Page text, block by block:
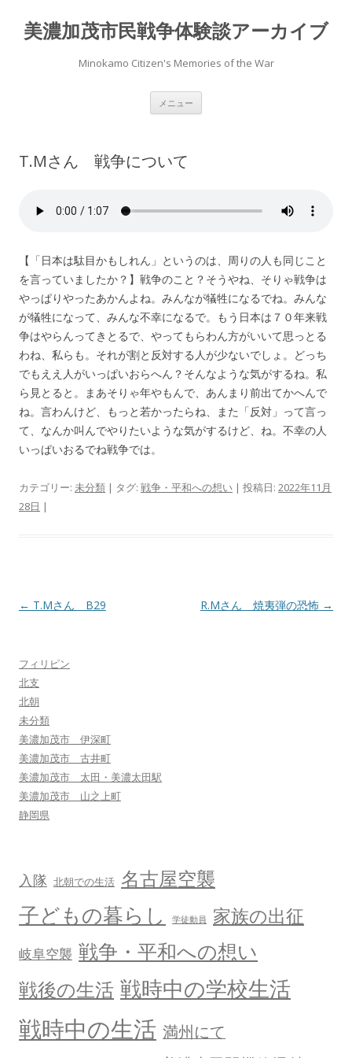
美濃加茂市民戦争体験談アーカイブ
Minokamo Citizen's Memories of the War
メニュー
T.Mさん 戦争について
【「日本は駄目かもしれん」というのは、周りの人も同じこと
を言っていましたか？】戦争のこと？そうやね、そりゃ戦争は
やっぱりやったあかんよね。みんなが犠牲になるでね。みんな
が犠牲になって、みんな不幸になるで。もう日本は７０年来戦
争はやらんってきとるで、やってもらわん方がいいて思っとる
わね、私らも。それが割と反対する人が少ないでしょ。どっち
でもええ人がいっぱいおらへん？そんなような気がするね。私
ら見とると。まあそりゃ年やもんで、あんまり前出てかへんで
ね。言わんけど、もっと若かったらね、また「反対」って言っ
て、なんか叫んでやりたいような気がするけど、ね。不幸の人
いっぱいおるでね戦争では。
カテゴリー: 未分類 | タグ: 戦争・平和への想い | 投稿日: 2022年11月
28日 |
投
ビ
ゲ
ー
シ
ョ
ン
← T.Mさん B29 R.Mさん 焼夷弾の恐怖 →
フィリピン
北支
北朝
未分類
美濃加茂市 伊深町
美濃加茂市 古井町
美濃加茂市 太田・美濃太田駅
美濃加茂市 山之上町
静岡県
入隊 北朝での生活 名古屋空襲
子どもの暮らし 学徒動員 家族の出征
岐阜空襲 戦争・平和への想い
戦後の生活 戦時中の学校生活
戦時中の生活 満州にて